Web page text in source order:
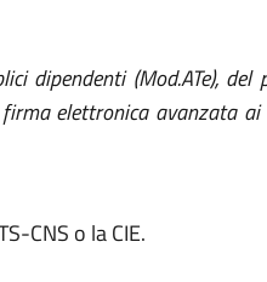
dipendenti (Mod.ATe), del
elettronica avanzata ai
CNS o la CIE.